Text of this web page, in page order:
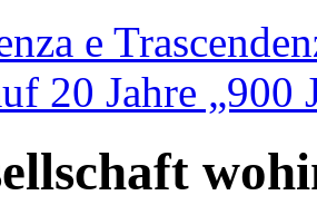
e
20 Jahre „900